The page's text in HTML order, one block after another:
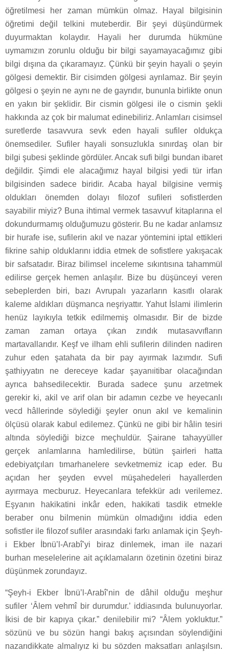
öğretilmesi her zaman mümkün olmaz. Hayal bilgisinin
öğretimi değil telkini muteberdir. Bir şeyi düşündürmek
duyurmaktan kolaydır. Hayali her durumda hükmüne
uymamızın zorunlu olduğu bir bilgi sayamayacağımız gibi
bilgi dışına da çıkaramayız. Çünkü bir şeyin hayali o şeyin
gölgesi demektir. Bir cisimden gölgesi ayrılamaz. Bir şeyin
gölgesi o şeyin ne aynı ne de gayrıdır, bununla birlikte onun
en yakın bir şeklidir. Bir cismin gölgesi ile o cismin şekli
hakkında az çok bir malumat edinebiliriz. Anlamları cisimsel
suretlerde tasavvura sevk eden hayali sufiler oldukça
önemsediler. Sufiler hayali sonsuzlukla sınırdaş olan bir
bilgi şubesi şeklinde gördüler. Ancak sufi bilgi bundan ibaret
değildir. Şimdi ele alacağımız hayal bilgisi yedi tür irfan
bilgisinden sadece biridir. Acaba hayal bilgisine vermiş
oldukları önemden dolayı filozof sufileri sofistlerden
sayabilir miyiz? Buna ihtimal vermek tasavvuf kitaplarına el
dokundurmamış olduğumuzu gösterir. Bu ne kadar anlamsız
bir hurafe ise, sufilerin akıl ve nazar yöntemini iptal ettikleri
fikrine sahip olduklarını iddia etmek de sofistlere yakışacak
bir safsatadır. Biraz bilimsel inceleme sıkıntısına tahammül
edilirse gerçek hemen anlaşılır. Bize bu düşünceyi veren
sebeplerden biri, bazı Avrupalı yazarların kasıtlı olarak
kaleme aldıkları düşmanca neşriyattır. Yahut İslami ilimlerin
henüz layıkıyla tetkik edilmemiş olmasıdır. Bir de bizde
zaman zaman ortaya çıkan zındık mutasavvıfların
martavallarıdır. Keşf ve ilham ehli sufilerin dilinden nadiren
zuhur eden şatahata da bir pay ayırmak lazımdır. Sufi
şathiyyatın ne dereceye kadar şayanıitibar olacağından
ayrıca bahsedilecektir. Burada sadece şunu arzetmek
gerekir ki, akil ve arif olan bir adamın cezbe ve heyecanlı
vecd hâllerinde söylediği şeyler onun akıl ve kemalinin
ölçüsü olarak kabul edilemez. Çünkü ne gibi bir hâlin tesiri
altında söylediği bizce meçhuldür. Şairane tahayyüller
gerçek anlamlarına hamledilirse, bütün şairleri hatta
edebiyatçıları tımarhanelere sevketmemiz icap eder. Bu
açıdan her şeyden evvel müşahedeleri hayallerden
ayırmaya mecburuz. Heyecanlara tefekkür adı verilemez.
Eşyanın hakikatini inkâr eden, hakikati tasdik etmekle
beraber onu bilmenin mümkün olmadığını iddia eden
sofistler ile filozof sufiler arasındaki farkı anlamak için Şeyh-
i Ekber İbnü’l-Arabî’yi biraz dinlemek, iman ile nazari
burhan meselelerine ait açıklamaların özetinin özetini biraz
düşünmek zorundayız.
“Şeyh-i Ekber İbnü’l-Arabî’nin de dâhil olduğu meşhur
sufiler ‘Âlem vehmî bir durumdur.’ iddiasında bulunuyorlar.
İkisi de bir kapıya çıkar.” denilebilir mi? “Âlem yokluktur.”
sözünü ve bu sözün hangi bakış açısından söylendiğini
nazarıdikkate almalıyız ki bu sözden maksatları anlaşılsın.